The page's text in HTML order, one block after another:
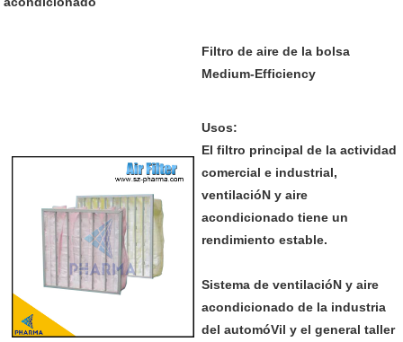
Filtro de aire de la bolsa
Medium-Efficiency
Usos:
El filtro principal de la actividad
comercial e industrial,
ventilacióN y aire
acondicionado tiene un
rendimiento estable.
Sistema de ventilacióN y aire
acondicionado de la industria
del automóVil y el general taller